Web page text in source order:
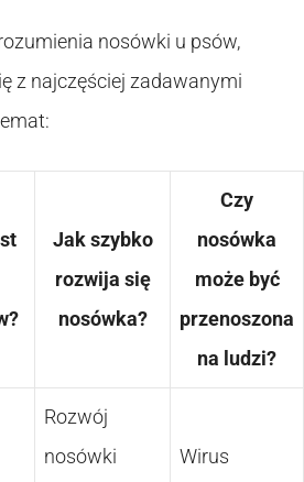
nosówki u psów,
z najczęściej zadawanymi
Jak szybko
rozwija się
nosówka?
Czy
nosówka
może być
przenoszona
na ludzi?
Rozwój
nosówki
Wirus